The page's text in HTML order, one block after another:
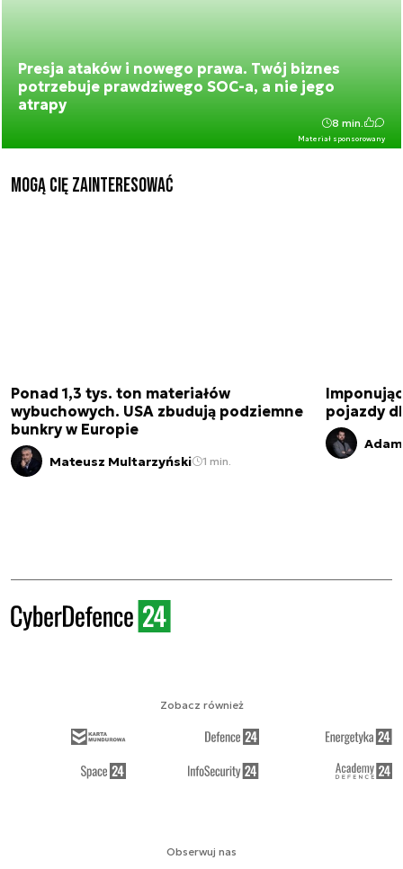
Presja ataków i nowego prawa. Twój biznes
potrzebuje prawdziwego SOC-a, a nie jego
atrapy
Materiał sponsorowany
8 min.
Mogą Cię zainteresować
Ponad 1,3 tys. ton materiałów
wybuchowych. USA zbudują podziemne
bunkry w Europie
Mateusz Multarzyński 1 min.
pojazdy
Obserwuj nas
Zobacz również